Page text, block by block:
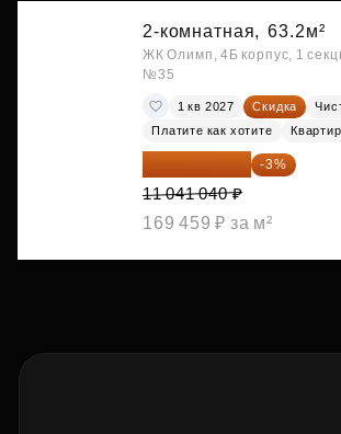
2-комнатная, 63.2м²
ЖК Олимп, 4Б корпус, 1
№35
1 кв 2027 Скидка
Платите как хотите
10 709 809 ₽ -3%
11 041 040 ₽
169 459 ₽ за м²